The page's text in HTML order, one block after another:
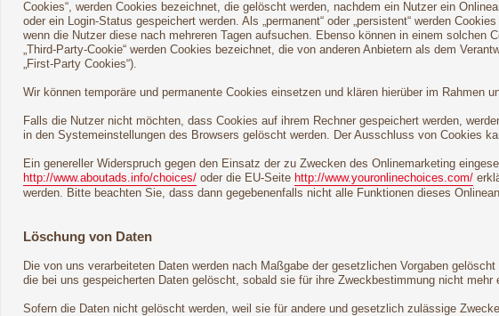
Cookies“, werden Cookies bezeichnet, die gelöscht werden, nachdem ein Nutzer ein
oder ein Login-Status gespeichert werden. Als „permanent“ oder „persistent“ werden
wenn die Nutzer diese nach mehreren Tagen aufsuchen. Ebenso können in einem
„Third-Party-Cookie“ werden Cookies bezeichnet, die von anderen Anbietern als dem
„First-Party Cookies“).
Wir können temporäre und permanente Cookies einsetzen und klären hierüber im Rahmen
Falls die Nutzer nicht möchten, dass Cookies auf ihrem Rechner gespeichert werden,
in den Systemeinstellungen des Browsers gelöscht werden. Der Ausschluss von Cookies
Ein genereller Widerspruch gegen den Einsatz der zu Zwecken des Onlinemarketing
http://www.aboutads.info/choices/ oder die EU-Seite http://www.youronlinechoices.com/
werden. Bitte beachten Sie, dass dann gegebenenfalls nicht alle Funktionen dieses
Löschung von Daten
Die von uns verarbeiteten Daten werden nach Maßgabe der gesetzlichen Vorgaben
die bei uns gespeicherten Daten gelöscht, sobald sie für ihre Zweckbestimmung nicht
Sofern die Daten nicht gelöscht werden, weil sie für andere und gesetzlich zulässige